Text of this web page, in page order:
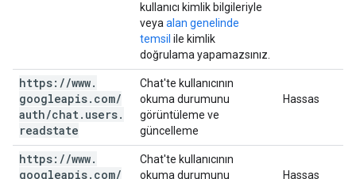
kullanıcı kimlik bilgileriyle
veya alan genelinde
temsil ile kimlik
doğrulama yapamazsınız.
https: //www.
googleapis. com/
auth/chat. users.
readstate
Chat'te kullanıcının
okuma durumunu
görüntüleme ve
güncelleme
Hassas
https: //www.
googleapis. com/
Chat'te kullanıcının
okuma durumunu
Hassas